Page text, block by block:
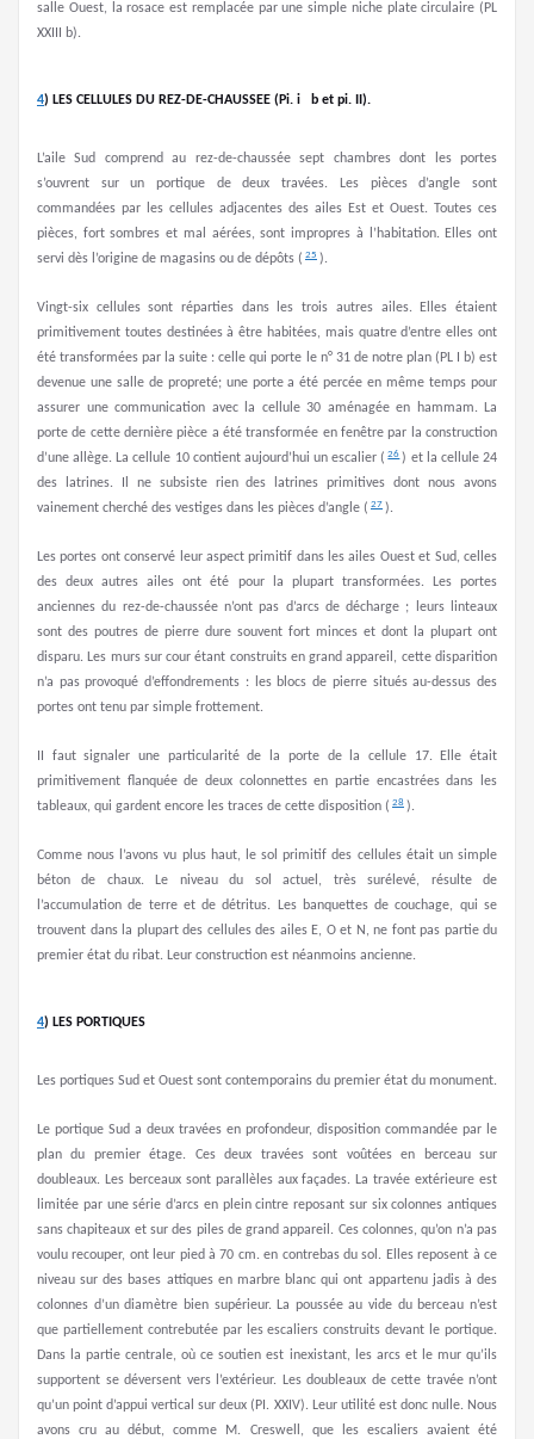
salle Ouest, la rosace est remplacée par une simple niche plate circulaire (PL
XXIII b).
4) LES CELLULES DU REZ-DE-CHAUSSEE (Pi. i b et pi. II).
L’aile Sud comprend au rez-de-chaussée sept chambres dont les portes
s’ouvrent sur un portique de deux travées. Les pièces d’angle sont
commandées par les cellules adjacentes des ailes Est et Ouest. Toutes ces
pièces, fort sombres et mal aérées, sont impropres à l’habitation. Elles ont
servi dès l’origine de magasins ou de dépôts ( 25 ).
Vingt-six cellules sont réparties dans les trois autres ailes. Elles étaient
primitivement toutes destinées à être habitées, mais quatre d’entre elles ont
été transformées par la suite : celle qui porte le n° 31 de notre plan (PL I b) est
devenue une salle de propreté; une porte a été percée en même temps pour
assurer une communication avec la cellule 30 aménagée en hammam. La
porte de cette dernière pièce a été transformée en fenêtre par la construction
d’une allège. La cellule 10 contient aujourd’hui un escalier ( 26 ) et la cellule 24
des latrines. Il ne subsiste rien des latrines primitives dont nous avons
vainement cherché des vestiges dans les pièces d’angle ( 27 ).
Les portes ont conservé leur aspect primitif dans les ailes Ouest et Sud, celles
des deux autres ailes ont été pour la plupart transformées. Les portes
anciennes du rez-de-chaussée n’ont pas d’arcs de décharge ; leurs linteaux
sont des poutres de pierre dure souvent fort minces et dont la plupart ont
disparu. Les murs sur cour étant construits en grand appareil, cette disparition
n’a pas provoqué d’effondrements : les blocs de pierre situés au-dessus des
portes ont tenu par simple frottement.
II faut signaler une particularité de la porte de la cellule 17. Elle était
primitivement flanquée de deux colonnettes en partie encastrées dans les
tableaux, qui gardent encore les traces de cette disposition ( 28 ).
Comme nous l’avons vu plus haut, le sol primitif des cellules était un simple
béton de chaux. Le niveau du sol actuel, très surélevé, résulte de
l’accumulation de terre et de détritus. Les banquettes de couchage, qui se
trouvent dans la plupart des cellules des ailes E, O et N, ne font pas partie du
premier état du ribat. Leur construction est néanmoins ancienne.
4) LES PORTIQUES
Les portiques Sud et Ouest sont contemporains du premier état du monument.
Le portique Sud a deux travées en profondeur, disposition commandée par le
plan du premier étage. Ces deux travées sont voûtées en berceau sur
doubleaux. Les berceaux sont parallèles aux façades. La travée extérieure est
limitée par une série d’arcs en plein cintre reposant sur six colonnes antiques
sans chapiteaux et sur des piles de grand appareil. Ces colonnes, qu’on n’a pas
voulu recouper, ont leur pied à 70 cm. en contrebas du sol. Elles reposent à ce
niveau sur des bases attiques en marbre blanc qui ont appartenu jadis à des
colonnes d’un diamètre bien supérieur. La poussée au vide du berceau n’est
que partiellement contrebutée par les escaliers construits devant le portique.
Dans la partie centrale, où ce soutien est inexistant, les arcs et le mur qu’ils
supportent se déversent vers l’extérieur. Les doubleaux de cette travée n’ont
qu’un point d’appui vertical sur deux (PI. XXIV). Leur utilité est donc nulle. Nous
avons cru au début, comme M. Creswell, que les escaliers avaient été